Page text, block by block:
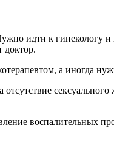
идти к гинекологу и
доктор.
а иногда
сексуального
воспалительных